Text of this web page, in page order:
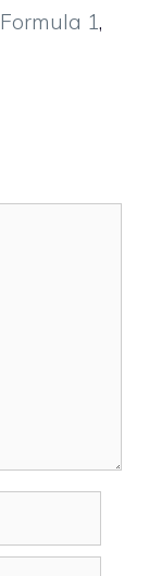
Formula 1,